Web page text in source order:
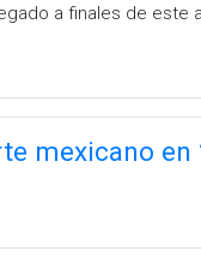
a finales de este
mexicano en